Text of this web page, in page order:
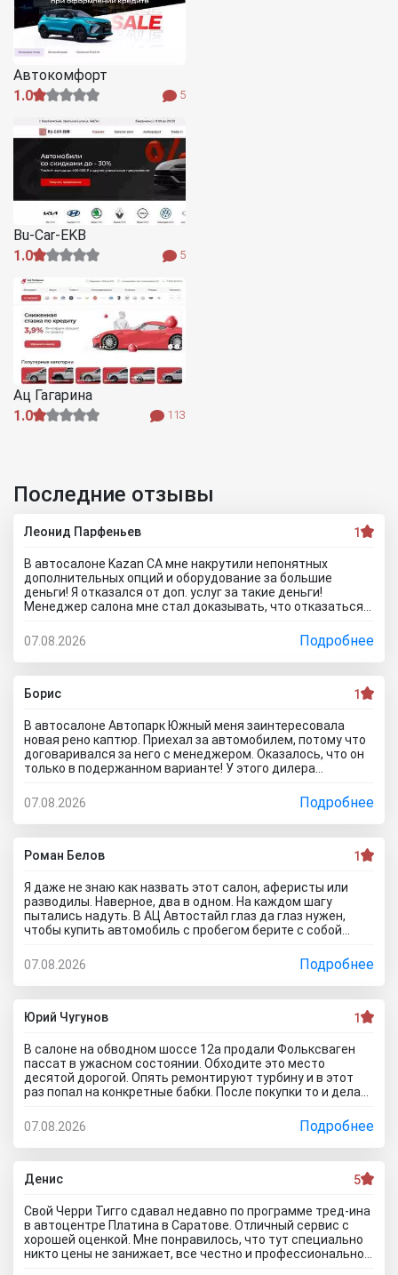
Автокомфорт
1.0
5
Bu-Car-EKB
1.0
5
Ац Гагарина
1.0
113
Последние отзывы
Леонид Парфеньев 1
В автосалоне Kazan CA мне накрутили непонятных
дополнительных опций и оборудование за большие
деньги! Я отказался от доп. услуг за такие деньги!
Менеджер салона мне стал доказывать, что отказаться
происходит?! Отчего это невозможно? это развод и
кидалово! Оставил салон без автомобиля, потому что не
хотел его приобретать с допами за большие деньги да и
вам не советую!
07.08.2026 Подробнее
Борис 1
В автосалоне Автопарк Южный меня заинтересовала
новая рено каптюр. Приехал за автомобилем, потому что
договаривался за него с менеджером. Оказалось, что он
только в подержанном варианте! У этого дилера
советовал бы вам приезжать в этот автоцентр на
Гражданскую 1Д в Ставрополь, потому что это наглый
обман! Они только на сайте большой автосалон с
шикарными ценами, на деле мелкая шарашка разводящая
покупателей.
07.08.2026 Подробнее
Роман Белов 1
Я даже не знаю как назвать этот салон, аферисты или
разводилы. Наверное, два в одном. На каждом шагу
пытались надуть. В АЦ Автостайл глаз да глаз нужен,
чтобы купить автомобиль с пробегом берите с собой
еще юриста захватите. Менеджер вообще никак не давал
осмотреть авто. Ни капот открыть, ни в салон сесть, ни
днище глянуть. Попросил документы и то вместо них
ксерокопии принес. Мне даже смешно стало. Может по
картинкам тачку выбирать будем? Как я его не убеждал,
настаивать больше не стал, но очень интересно было, а
если бы я 5 тачек осмотреть захотел, на все 5 договора
бы писали? Бред полнейший..хорошо что в Челябинске
есть куча других автосалонов и этот с лживый автоцентр
можно спокойно объехать стороной.
07.08.2026 Подробнее
Юрий Чугунов 1
В салоне на обводном шоссе 12а продали Фольксваген
пассат в ужасном состоянии. Обходите это место
десятой дорогой. Опять ремонтируют турбину и в этот
раз попал на конкретные бабки. После покупки то и делаю,
что все с машиной идеально, а сейчас ничего не могу
сделать по гарантийному ремонту. Аферисты хреновы! Я
когда спрашивают где купить автомобиль в Тольятти
говорю - где угодно но не в автосалоне М-Авто!
07.08.2026 Подробнее
Денис 5
Свой Черри Тигго сдавал недавно по программе тред-ина
в автоцентре Платина в Саратове. Отличный сервис с
хорошей оценкой. Мне понравилось, что тут специально
никто цены не занижает, все честно и профессионально.